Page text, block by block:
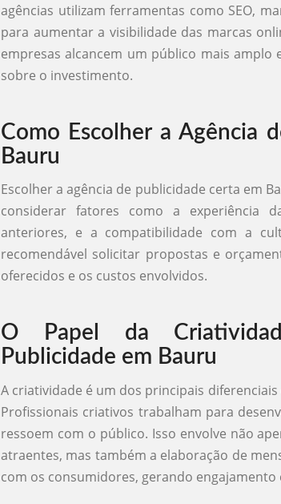
agências utilizam ferramentas como SEO,
para aumentar a visibilidade das marcas
empresas alcancem um público mais
sobre o investimento.
Como Escolher a Agência
Bauru
Escolher a agência de publicidade certa em
considerar fatores como a experiência
anteriores, e a compatibilidade com a
recomendável solicitar propostas e
oferecidos e os custos envolvidos.
O Papel da
Publicidade em Bauru
A criatividade é um dos principais
Profissionais criativos trabalham para
ressoem com o público. Isso envolve não
atraentes, mas também a elaboração de
com os consumidores, gerando engajamento